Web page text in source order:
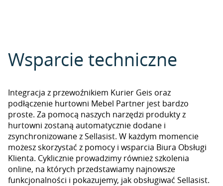
Wsparcie techniczne
Integracja z przewoźnikiem Kurier Geis oraz
podłączenie hurtowni Mebel Partner jest bardzo
proste. Za pomocą naszych narzędzi produkty z
hurtowni zostaną automatycznie dodane i
zsynchronizowane z Sellasist. W każdym momencie
możesz skorzystać z pomocy i wsparcia Biura Obsługi
Klienta. Cyklicznie prowadzimy również szkolenia
online, na których przedstawiamy najnowsze
funkcjonalności i pokazujemy, jak obsługiwać Sellasist.